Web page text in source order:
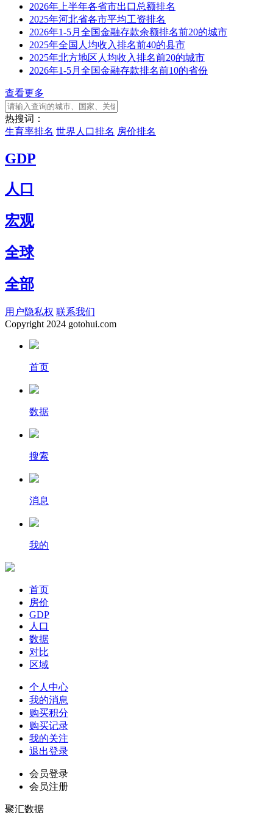
2026年上半年各省市出口总额排名
2025年河北省各市平均工资排名
2026年1-5月全国金融存款余额排名前20的城市
2025年全国人均收入排名前40的县市
2025年北方地区人均收入排名前20的城市
2026年1-5月全国金融存款排名前10的省份
查看更多
热搜词：
生育率排名 世界人口排名 房价排名
GDP
人口
宏观
全球
全部
用户隐私权 联系我们
Copyright 2024 gotohui.com
首页
数据
搜索
消息
我的
首页
房价
GDP
人口
数据
对比
区域
个人中心
我的消息
购买积分
购买记录
我的关注
退出登录
会员登录
会员注册
聚汇数据